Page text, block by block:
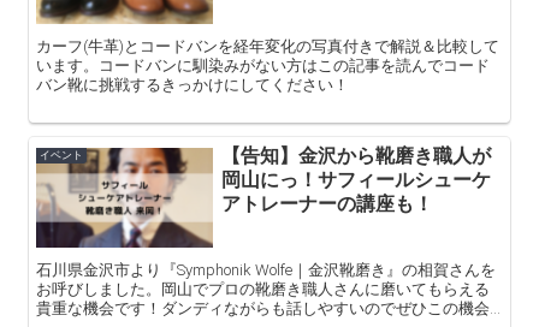
カーフ(牛革)とコードバンを経年変化の写真付きで解説＆比較して
います。コードバンに馴染みがない方はこの記事を読んでコード
バン靴に挑戦するきっかけにしてください！
イベント
【告知】金沢から靴磨き職人が
岡山にっ！サフィールシューケ
アトレーナーの講座も！
石川県金沢市より『Symphonik Wolfe｜金沢靴磨き』の相賀さんを
お呼びしました。岡山でプロの靴磨き職人さんに磨いてもらえる
貴重な機会です！ダンディながらも話しやすいのでぜひこの機会